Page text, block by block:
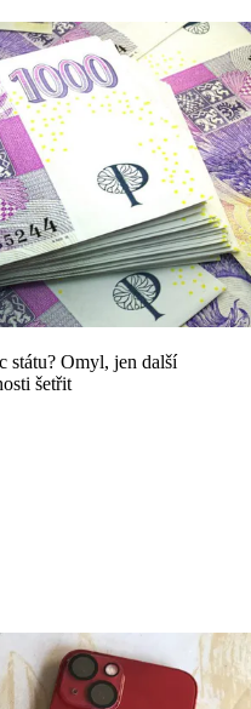
státu? Omyl, jen další
šetřit